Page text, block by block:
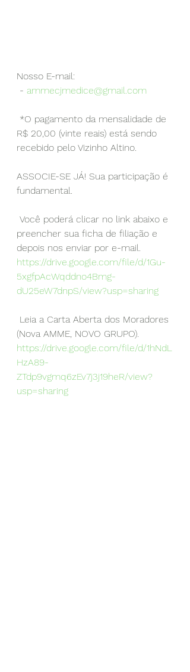
Nosso E-mail:
- ammecjmedice@gmail.com
R$ 20,00 (vinte reais) está sendo
recebido pelo Vizinho Altino.
ASSOCIE-SE JÁ! Sua participação é
fundamental.
preencher sua ficha de filiação e
depois nos enviar por e-mail.
https://drive.google.com/file/d/1Gu-
5xgfpAcWqddno4Bmg-
dU25eW7dnpS/view?usp=sharing
(Nova AMME, NOVO GRUPO).
https://drive.google.com/file/d/1hNdL
HzA89-
ZTdp9vgmq6zEv7j3j19heR/view?
usp=sharing